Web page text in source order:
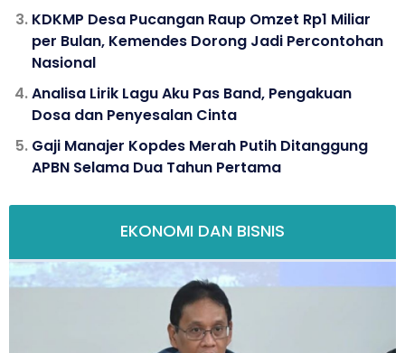
KDKMP Desa Pucangan Raup Omzet Rp1 Miliar
per Bulan, Kemendes Dorong Jadi Percontohan
Nasional
Analisa Lirik Lagu Aku Pas Band, Pengakuan
Dosa dan Penyesalan Cinta
Gaji Manajer Kopdes Merah Putih Ditanggung
APBN Selama Dua Tahun Pertama
EKONOMI DAN BISNIS